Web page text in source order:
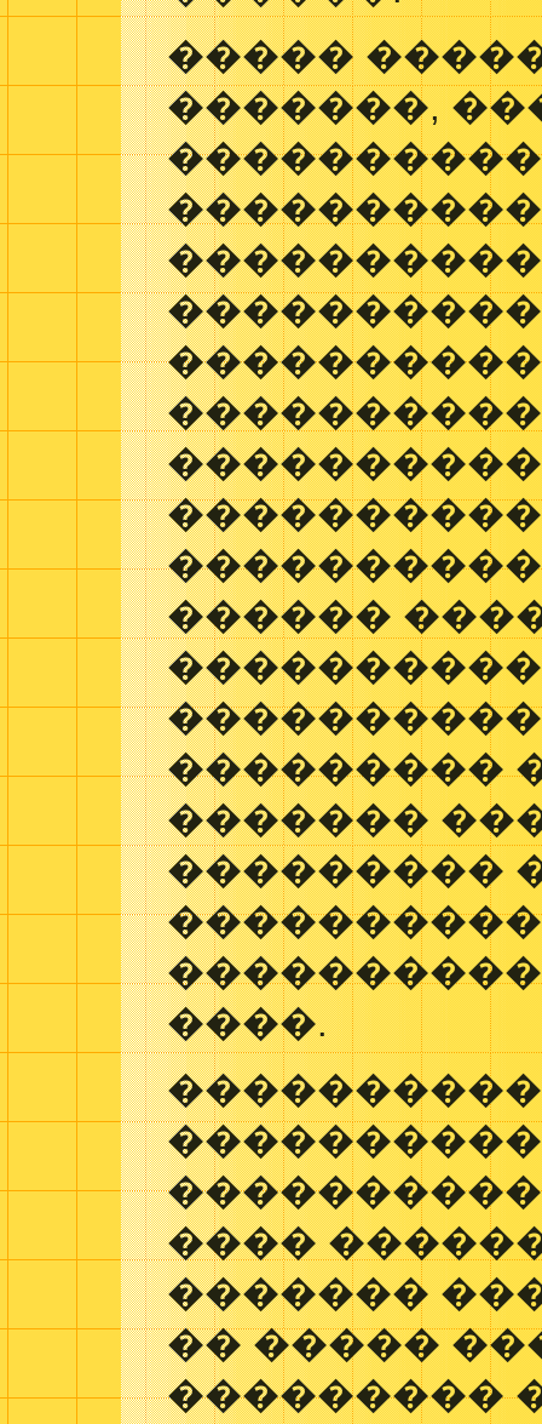
�����
�������,
������
���������
�������
���������
����.
����
�������
�� �����
���������